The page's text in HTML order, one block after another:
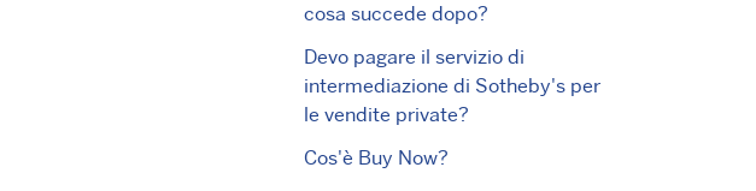
cosa succede dopo?
Devo pagare il servizio di
intermediazione di Sotheby's per
le vendite private?
Cos'è Buy Now?